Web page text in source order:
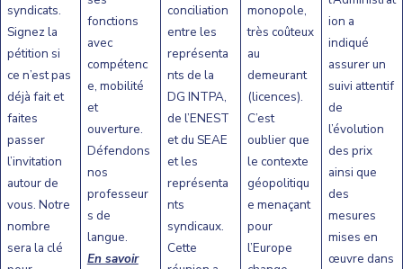
syndicats.
Signez la
pétition si
ce n’est pas
déjà fait et
faites
passer
l’invitation
autour de
vous. Notre
nombre
sera la clé
fonctions
avec
compétenc
e, mobilité
et
ouverture.
Défendons
nos
professeur
s de
langue.
En savoir
conciliation
entre les
représenta
nts de la
DG INTPA,
de l’ENEST
et du SEAE
et les
représenta
nts
syndicaux.
Cette
monopole,
très coûteux
au
demeurant
(licences).
C’est
oublier que
le contexte
géopolitiqu
e menaçant
pour
l’Europe
ion a
indiqué
assurer un
suivi attentif
de
l’évolution
des prix
ainsi que
des
mesures
mises en
œuvre dans